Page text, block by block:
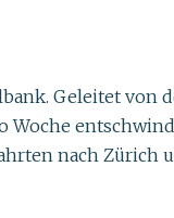
Geleitet
nach Zürich